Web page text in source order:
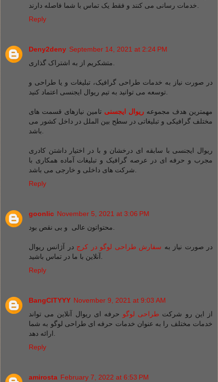
Reply
Deny2deny September 14, 2021 at 2:24 PM
در صورت نیاز به خدمات طراحی گرافیک، تبلیغات و یا طراحی و
مهمترین هدف مجموعه ریوال ایجسنی تامین نیازهای قسمت های
مختلف گرافیکی و تبلیغاتی در سطح بین الملل در داخل کشور می
ریوال ایجنسی با سابقه ای درخشان و با در اختیار داشتن کادری
مجرب و حرفه ای در عرصه گرافیک و تبلیغات آماده همکاری با
Reply
goonlic November 5, 2021 at 3:06 PM
در صورت نیاز به سفارش طراحی لوگو در کرج در آژانس ریوال
Reply
BangCITYYY November 9, 2021 at 9:03 AM
از این رو شرکت طراحی لوگو حرفه ای ریوال آنلاین می تواند
خدمات مختلف را به عنوان خدمات حرفه ای طراحی لوگو به شما
Reply
amirosta February 7, 2022 at 6:53 PM